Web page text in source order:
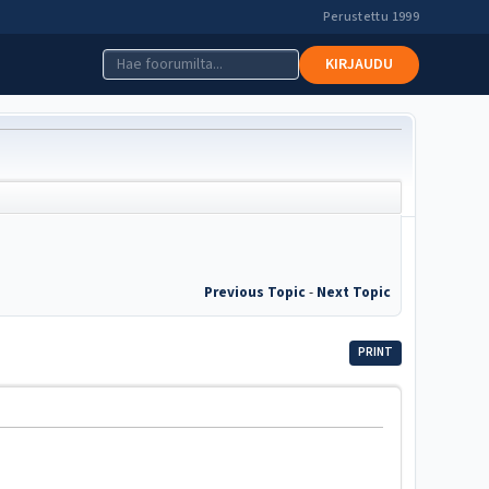
Perustettu 1999
KIRJAUDU
Previous Topic- Next Topic
PRINT